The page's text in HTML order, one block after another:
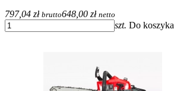
797,04 zł brutto648,00 zł netto
szt. Do koszyka